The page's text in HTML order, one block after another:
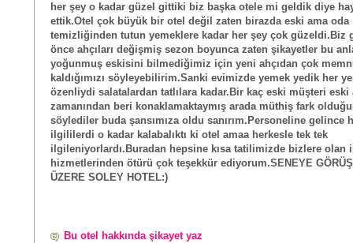
her şey o kadar güzel gittiki biz başka otele mi geldik diye
ettik.Otel çok büyük bir otel değil zaten birazda eski ama oda
temizliğinden tutun yemeklere kadar her şey çok güzeldi.Biz
önce ahçıları değişmiş sezon boyunca zaten şikayetler bu
yoğunmuş eskisini bilmediğimiz için yeni ahçıdan çok
kaldığımızı söyleyebilirim.Sanki evimizde yemek yedik her
özenliydi salatalardan tatlılara kadar.Bir kaç eski müşteri eski
zamanından beri konaklamaktaymış arada müthiş fark
söylediler buda şansımıza oldu sanırım.Personeline gelince
ilgililerdi o kadar kalabalıktı ki otel amaa herkesle tek tek
ilgileniyorlardı.Buradan hepsine kısa tatilimizde bizlere olan
hizmetlerinden ötürü çok teşekkür ediyorum.SENEYE
ÜZERE SOLEY HOTEL:)
Bu otel hakkında şikayet yaz